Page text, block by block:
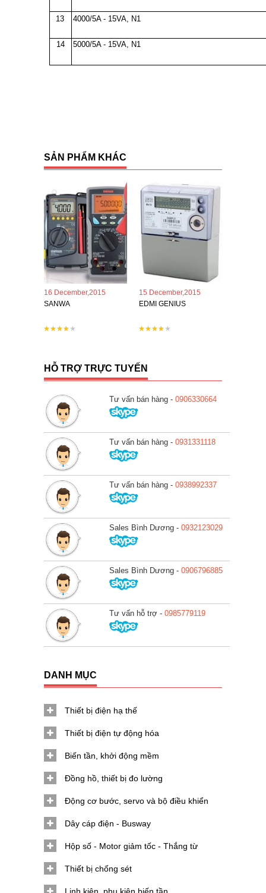
13 4000/5A - 15VA, N1
14 5000/5A - 15VA, N1
SẢN PHẨM KHÁC
16 December,2015
SANWA
15 December,2015
EDMI GENIUS
HỖ TRỢ TRỰC TUYẾN
Tư vấn bán hàng - 0906330664
Tư vấn bán hàng - 0931331118
Tư vấn bán hàng - 0938992337
Sales Bình Dương - 0932123029
Sales Bình Dương - 0906796885
Tư vấn hỗ trợ - 0985779119
DANH MỤC
Thiết bị điện hạ thế
Thiết bị điện tự động hóa
Biến tần, khởi động mềm
Đồng hồ, thiết bị đo lường
Động cơ bước, servo và bộ điều khiển
Dây cáp điện - Busway
Hộp số - Motor giảm tốc - Thắng từ
Thiết bị chống sét